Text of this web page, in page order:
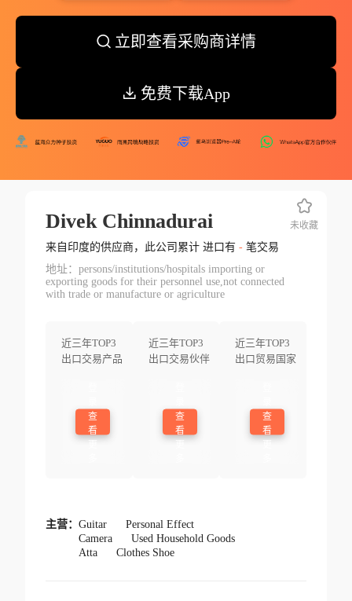
立即查看采购商详情
免费下载App
Divek Chinnadurai
来自印度的供应商，此公司累计 进口有 -笔交易
地址：persons/institutions/hospitals importing or
exporting goods for their personnel use,not connected
with trade or manufacture or agriculture
近三年TOP3
出口交易产品
查
看
近三年TOP3
出口交易伙伴
查
看
近三年TOP3
出口贸易国家
查
看
未收藏
主营： Guitar
Personal Effect
Camera
Used Household Goods
Atta
Clothes Shoe